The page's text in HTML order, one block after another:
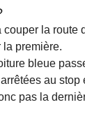
la route
la première.
bleue
au
pas la